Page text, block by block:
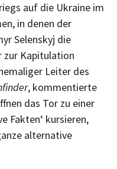
auf die Ukraine im
in denen der
Selenskyj die
zur Kapitulation
Leiter des
, kommentierte
das Tor zu einer
Fakten‘ kursieren,
alternative